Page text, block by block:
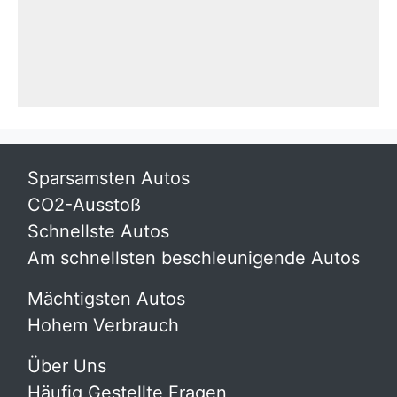
Sparsamsten Autos
CO2-Ausstoß
Schnellste Autos
Am schnellsten beschleunigende Autos
Mächtigsten Autos
Hohem Verbrauch
Über Uns
Häufig Gestellte Fragen